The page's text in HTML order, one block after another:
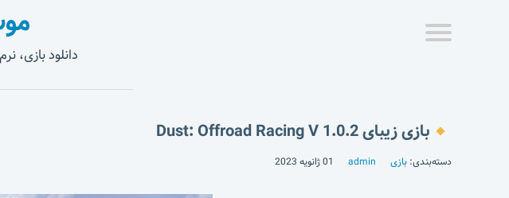
دانلود بازی،
بازی زیبای Dust: Offroad Racing V 1.0.2
دسته‌بندی: بازی admin 01 ژانویه 2023